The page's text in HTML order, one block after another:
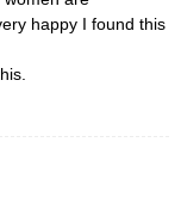
happy I found this